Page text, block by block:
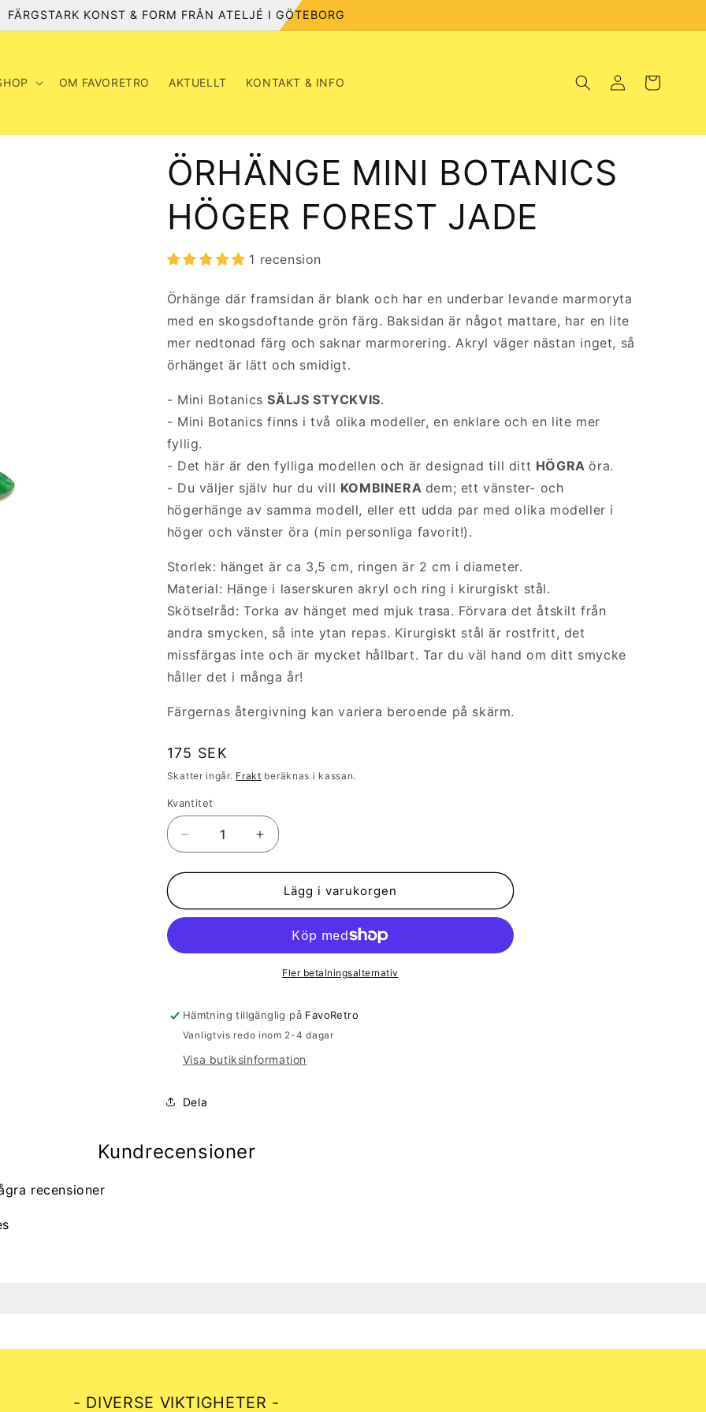
FÄRGSTARK KONST & FORM FRÅN ATELJÉ I GÖTEBORG
OM FAVORETRO AKTUELLT KONTAKT & INFO
Logga
Varukorg
ÖRHÄNGE MINI BOTANICS
HÖGER FOREST JADE
1 recension
Örhänge där framsidan är blank och har en underbar levande marmoryta
med en skogsdoftande grön färg. Baksidan är något mattare, har en lite
mer nedtonad färg och saknar marmorering. Akryl väger nästan inget, så
örhänget är lätt och smidigt.
- Mini BotanicsSÄLJS STYCKVIS.
- Mini Botanics finns i två olika modeller, en enklare och en lite mer
fyllig.
- Det här är den fylliga modellen och är designad till ditt HÖGRAöra.
- Du väljer själv hur du vill KOMBINERA dem; ett vänster- och
högerhänge av samma modell, eller ett udda par med olika modeller i
höger och vänster öra (min personliga favorit!).
Storlek: hänget är ca 3,5cm, ringen är 2 cm i diameter.
Material: Hänge i laserskuren akryl och ring i kirurgiskt stål.
Skötselråd: Torka av hänget med mjuk trasa. Förvara det åtskilt från
andra smycken, så inte ytan repas. Kirurgiskt stål är rostfritt, det
missfärgas inte och är mycket hållbart. Tar du väl handomditt smycke
håller det i många år!
Färgernas återgivning kan variera beroende på skärm.
Ordinarie
pris
175 SEK
Skatter ingår. Frakt beräknas i kassan.
Kvantitet
Kvantitet
Minska
kvantitet
för
MINI
FOREST
Öka
kvantitet
för
ÖRHÄNGE
MINI
HÖGER
FOREST
JADE
Lägg i varukorgen
Fler betalningsalternativ
Hämtning tillgänglig på FavoRetro
Vanligtvis redo inom 2-4 dagar
Visa butiksinformation
Dela
Kundrecensioner
recensioner
- DIVERSE VIKTIGHETER -